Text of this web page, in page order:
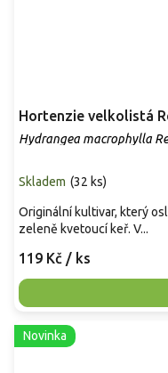
Hortenzie velkolistá
Hydrangea macrophylla
Skladem (32 ks)
119 Kč / ks
Originální kultivar, který
zeleně kvetoucí keř. V...
Novinka